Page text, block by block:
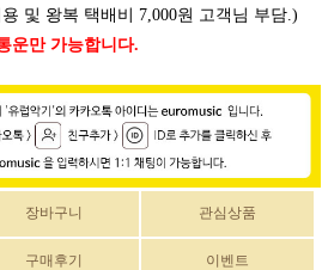
및 왕복 택배비 7,000원 고객님 부담.)
운만 가능합니다.
장바구니 관심상품
구매후기 이벤트